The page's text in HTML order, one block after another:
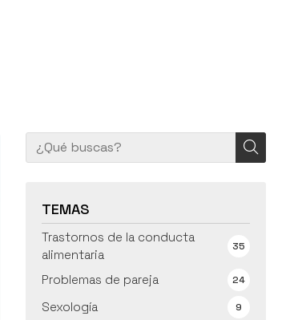
TEMAS
Trastornos de la conducta
alimentaria
35
Problemas de pareja 24
Sexología 9